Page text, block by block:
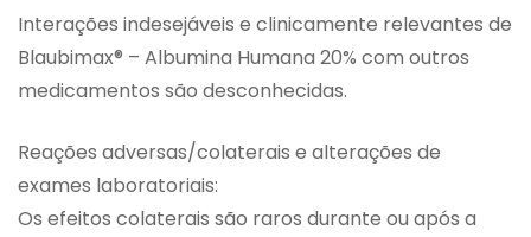
Interações indesejáveis e clinicamente relevantes de
Blaubimax® – Albumina Humana 20% com outros
medicamentos são desconhecidas.
Reações adversas/colaterais e alterações de
exames laboratoriais:
Os efeitos colaterais são raros durante ou após a